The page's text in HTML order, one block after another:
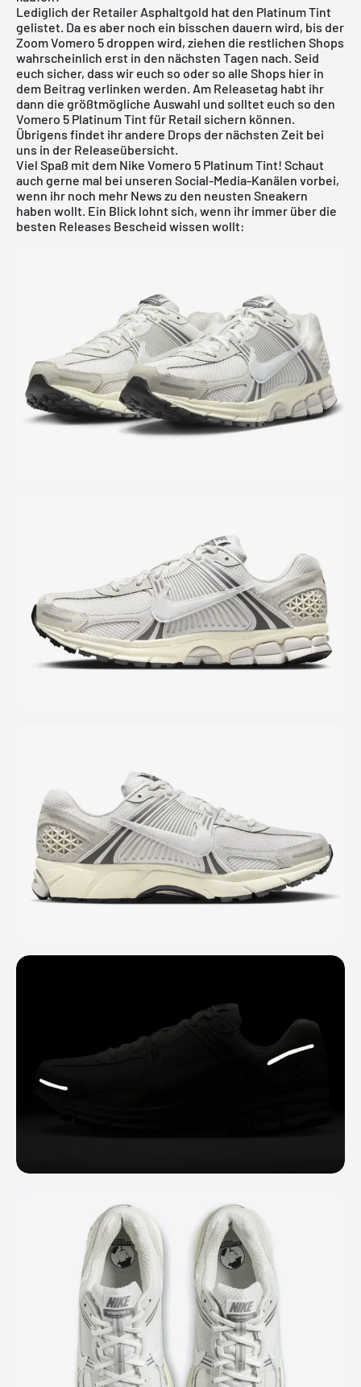
Lediglich der Retailer Asphaltgold hat den Platinum Tint
gelistet. Da es aber noch ein bisschen dauern wird, bis der
Zoom Vomero 5 droppen wird, ziehen die restlichen Shops
wahrscheinlich erst in den nächsten Tagen nach. Seid
euch sicher, dass wir euch so oder so alle Shops hier in
dem Beitrag verlinken werden. Am Releasetag habt ihr
dann die größtmögliche Auswahl und solltet euch so den
Vomero 5 Platinum Tint für Retail sichern können.
Übrigens findet ihr andere Drops der nächsten Zeit bei
uns in der Releaseübersicht.
Viel Spaß mit dem Nike Vomero 5 Platinum Tint! Schaut
auch gerne mal bei unseren Social-Media-Kanälen vorbei,
wenn ihr noch mehr News zu den neusten Sneakern
haben wollt. Ein Blick lohnt sich, wenn ihr immer über die
besten Releases Bescheid wissen wollt: